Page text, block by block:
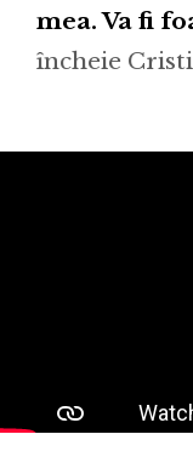
mea. Va fi
încheie